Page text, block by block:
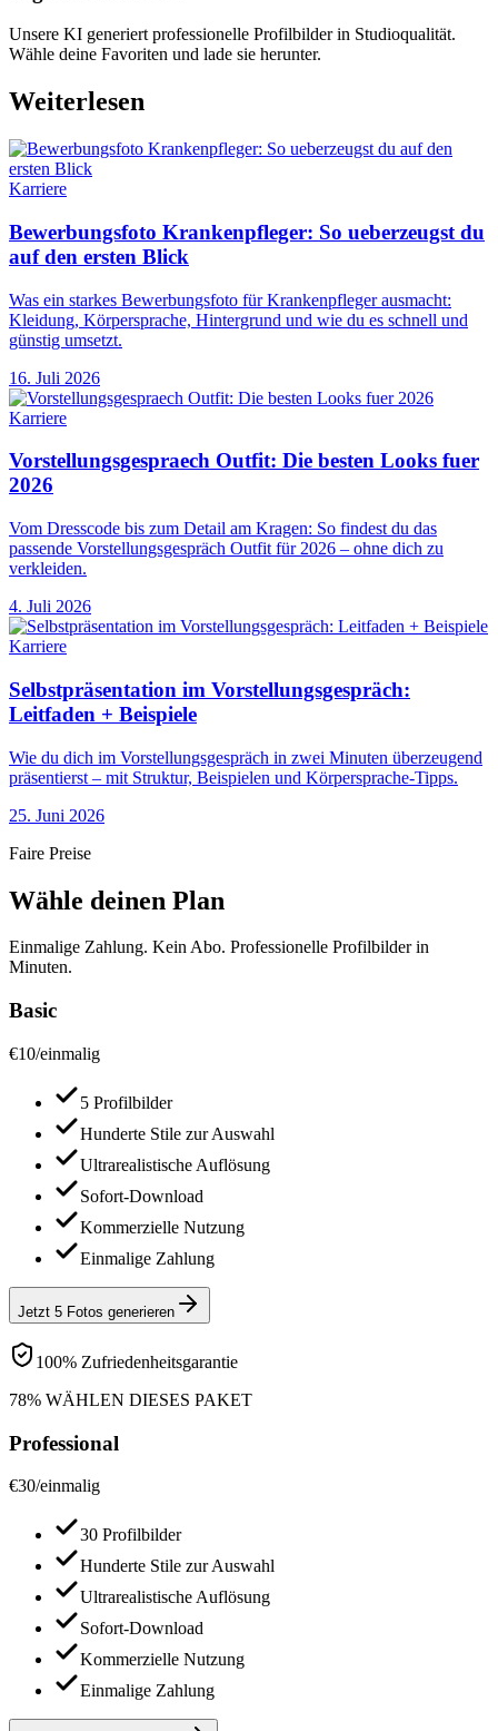
Unsere KI generiert professionelle Profilbilder in Studioqualität.
Wähle deine Favoriten und lade sie herunter.
Weiterlesen
Karriere
Bewerbungsfoto Krankenpfleger: So ueberzeugst du
auf den ersten Blick
Was ein starkes Bewerbungsfoto für Krankenpfleger ausmacht:
Kleidung, Körpersprache, Hintergrund und wie du es schnell und
günstig umsetzt.
16. Juli 2026
Karriere
Vorstellungsgespraech Outfit: Die besten Looks fuer
2026
Vom Dresscode bis zum Detail am Kragen: So findest du das
passende Vorstellungsgespräch Outfit für 2026 – ohne dich zu
verkleiden.
4. Juli 2026
Karriere
Selbstpräsentation im Vorstellungsgespräch:
Leitfaden + Beispiele
Wie du dich im Vorstellungsgespräch in zwei Minuten überzeugend
präsentierst – mit Struktur, Beispielen und Körpersprache-Tipps.
25. Juni 2026
Faire Preise
Wähle deinen Plan
Einmalige Zahlung. Kein Abo. Professionelle Profilbilder in
Minuten.
Basic
€10/einmalig
5 Profilbilder
Hunderte Stile zur Auswahl
Ultrarealistische Auflösung
Sofort-Download
Kommerzielle Nutzung
Einmalige Zahlung
Jetzt 5 Fotos generieren
100% Zufriedenheitsgarantie
78% WÄHLEN DIESES PAKET
Professional
€30/einmalig
30 Profilbilder
Hunderte Stile zur Auswahl
Ultrarealistische Auflösung
Sofort-Download
Kommerzielle Nutzung
Einmalige Zahlung